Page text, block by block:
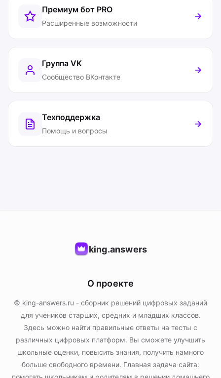
Премиум бот PRO
Расширенные возможности
Группа VK
Сообщество ВКонтакте
Техподдержка
Помощь и вопросы
king.answers
О проекте
© king-answers.ru - сборник решений цифровых заданий
для учеников старших, средних и младших классов.
Здесь можно найти правильные ответы на тесты с
различных цифровых платформ. Вы сможете улучшить
школьные оценки, повысить знания, получить намного
больше свободного времени. Главная задача сайта: